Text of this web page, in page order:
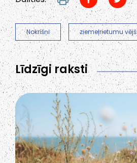
Nokrišņi ziemeļrietumu vējš
Līdzīgi raksti